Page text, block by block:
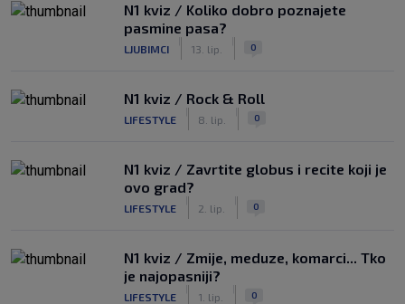
N1 kviz / Koliko dobro poznajete
pasmine pasa?
LJUBIMCI 13. lip. 0
N1 kviz / Rock & Roll
LIFESTYLE 8. lip. 0
N1 kviz / Zavrtite globus i recite koji je
ovo grad?
LIFESTYLE 2. lip. 0
N1 kviz / Zmije, meduze, komarci... Tko
je najopasniji?
LIFESTYLE 1. lip. 0